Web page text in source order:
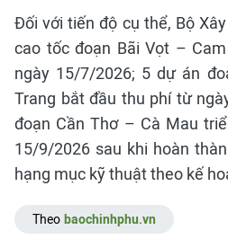
Đối với tiến độ cụ thể, Bộ
cao tốc đoạn Bãi Vọt –
ngày 15/7/2026; 5 dự án
Trang bắt đầu thu phí từ
đoạn Cần Thơ – Cà Mau
15/9/2026 sau khi hoàn
hạng mục kỹ thuật theo kế
Theo baochinhphu.vn